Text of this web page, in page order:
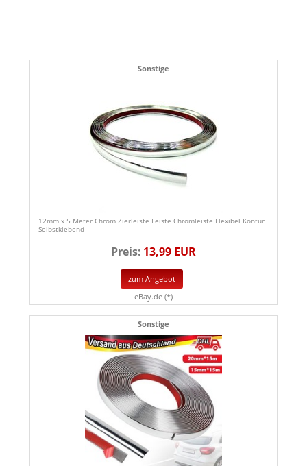
Sonstige
12mm x 5 Meter Chrom Zierleiste Leiste Chromleiste Flexibel Kontur
Selbstklebend
Preis: 13,99 EUR
zum Angebot
eBay.de (*)
Sonstige